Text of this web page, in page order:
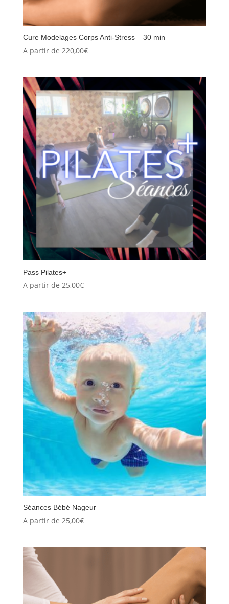
Cure Modelages Corps Anti-Stress – 30 min
A partir de 220,00€
Pass Pilates+
A partir de 25,00€
Séances Bébé Nageur
A partir de 25,00€